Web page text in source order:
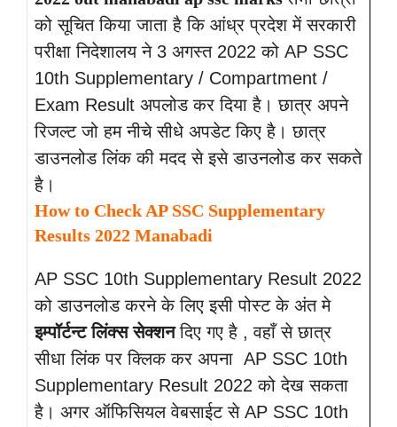
को सूचित किया जाता है कि आंध्र प्रदेश में सरकारी
परीक्षा निदेशालय ने 3 अगस्त 2022 को AP SSC
10th Supplementary / Compartment /
Exam Result अपलोड कर दिया है। छात्र अपने
रिजल्ट जो हम नीचे सीधे अपडेट किए है। छात्र
डाउनलोड लिंक की मदद से इसे डाउनलोड कर सकते
है।
How to Check AP SSC Supplementary
Results 2022 Manabadi
AP SSC 10th Supplementary Result 2022
को डाउनलोड करने के लिए इसी पोस्ट के अंत मे
इम्पॉर्टन्ट लिंक्स सेक्शनदिए गए है , वहाँ से छात्र
सीधा लिंक पर क्लिक कर अपना AP SSC 10th
Supplementary Result 2022 को देख सकता
है। अगर ऑफिसियल वेबसाईट से AP SSC 10th